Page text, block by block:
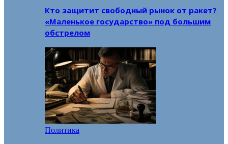
Кто защитит свободный рынок от ракет?
«Маленькое государство» под большим
обстрелом
Политика